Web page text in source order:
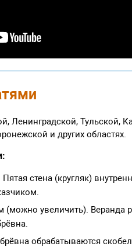
Ленинградской, Тульской,
и других областях.
стена (кругляк)
(можно увеличить). Веранда
брёвна обрабатываются